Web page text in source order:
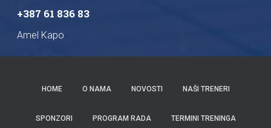
+387 61 836 83
Amel Kapo
HOME O NAMA NOVOSTI NAŠI TRENERI
SPONZORI PROGRAM RADA TERMINI TRENINGA